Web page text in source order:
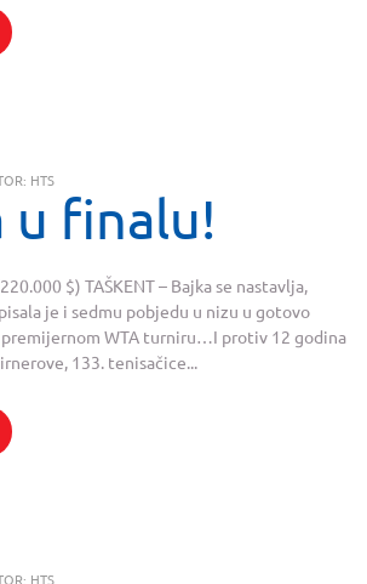
HTS
u finalu!
$) TAŠKENT – Bajka se nastavlja,
je i sedmu pobjedu u nizu u gotovo
premijernom WTA turniru…I protiv 12 godina
133. tenisačice...
HTS